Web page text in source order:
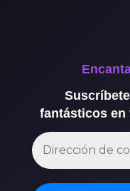
fantásticos en